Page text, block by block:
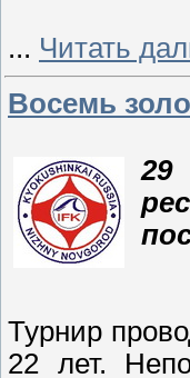
... Читать
Восемь
29
Турнир
22 лет.